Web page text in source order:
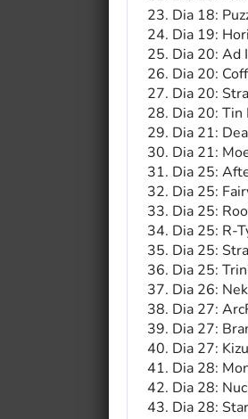
Dia 18:
Dia 19:
Dia 20: Ad
Dia 20:
Dia 20:
Dia 20: Tin
Dia 21:
Dia 21:
Dia 25:
Dia 25:
Dia 25:
Dia 25: R-
Dia 25:
Dia 25:
Dia 26:
Dia 27:
Dia 27:
Dia 27:
Dia 28:
Dia 28:
Dia 28: